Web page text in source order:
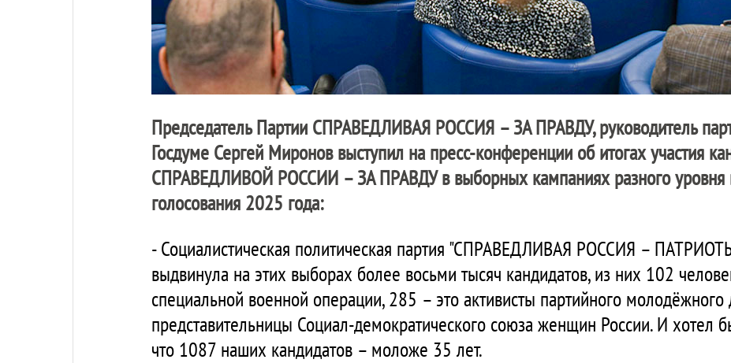
Председатель Партии СПРАВЕДЛИВАЯ РОССИЯ – ЗА ПРАВДУ, руководитель
Госдуме Сергей Миронов выступил на пресс-конференции об итогах участия
СПРАВЕДЛИВОЙ РОССИИ – ЗА ПРАВДУв выборных кампаниях разного
голосования 2025 года:
- Социалистическая политическая партия "СПРАВЕДЛИВАЯ РОССИЯ –
выдвинула на этих выборах более восьми тысяч кандидатов, из них 102
специальной военной операции, 285 – это активисты партийного
представительницы Социал-демократического союза женщин России. И хотел
что 1087 наших кандидатов – моложе 35 лет.